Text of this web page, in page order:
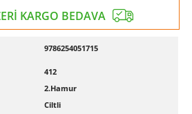
KARGO BEDAVA
9786254051715
412
2.Hamur
Ciltli